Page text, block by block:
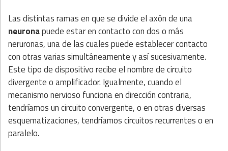
Las distintas ramas en que se divide el axón de una
neuronapuede estar en contacto con dos o más
neruronas, una de las cuales puede establecer contacto
con otras varias simultáneamente y así sucesivamente.
Este tipo de dispositivo recibe el nombre de circuito
divergente o amplificador. Igualmente, cuando el
mecanismo nervioso funciona en dirección contraria,
tendríamos un circuito convergente, o en otras diversas
esquematizaciones, tendríamos circuitos recurrentes o en
paralelo.